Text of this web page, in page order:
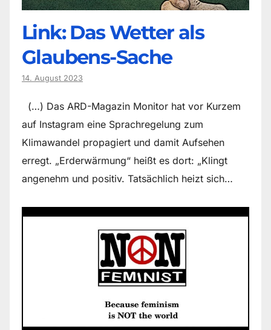
Link: Das Wetter als
Glaubens-Sache
14. August 2023
(…) Das ARD-Magazin Monitor hat vor Kurzem
auf Instagram eine Sprachregelung zum
Klimawandel propagiert und damit Aufsehen
erregt. „Erderwärmung“ heißt es dort: „Klingt
angenehm und positiv. Tatsächlich heizt sich…